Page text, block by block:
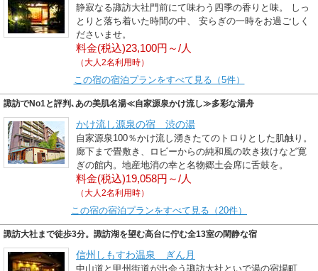
静寂なる諏訪大社門前にて味わう四季の香りと味。 しっ
とりと落ち着いた時間の中、 安らぎの一時をお過ごしく
ださいませ。
料金(税込)23,100円～/人
（大人2名利用時）
この宿の宿泊プランをすべて見る（5件）
諏訪でNo1と評判､あの美肌名湯≪自家源泉かけ流し≫多彩な湯舟
かけ流し源泉の宿 渋の湯
自家源泉100％かけ流し湧きたてのトロりとした肌触り。
廊下まで畳敷き、ロビーからの純和風の吹き抜けなど寛
ぎの館内。地産地消の幸と名物郷土会席に舌鼓を。
料金(税込)19,058円～/人
（大人2名利用時）
この宿の宿泊プランをすべて見る（20件）
諏訪大社まで徒歩3分。諏訪湖を望む高台に佇む全13室の閑静な宿
信州しもすわ温泉 ぎん月
中山道と甲州街道が出会う諏訪大社といで湯の宿場町、